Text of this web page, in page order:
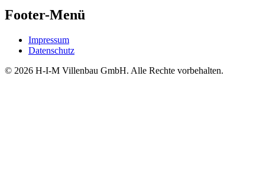
Footer-Menü
Impressum
Datenschutz
© 2026 H-I-M Villenbau GmbH. Alle Rechte vorbehalten.